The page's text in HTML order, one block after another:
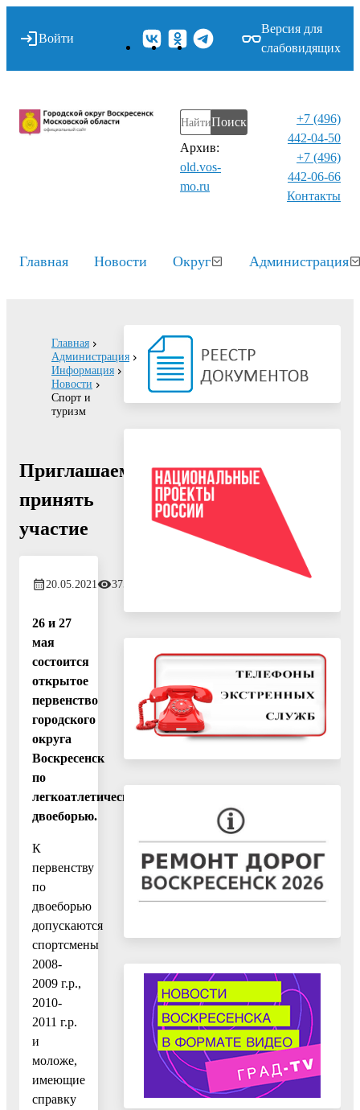
Войти
Версия для
слабовидящих
Поиск
Архив:
old.vos-
mo.ru
+7 (496)
442-04-50
+7 (496)
442-06-66
Контакты⁠
Главная Новости Округ Администрация
Главная
Администрация
Информация
Новости
Спорт и
туризм
Приглашаем
принять
участие
20.05.2021 375
26 и 27
мая
состоится
открытое
первенство
городского
округа
Воскресенск
по
легкоатлетическому
двоеборью.
К
первенству
по
двоеборью
допускаются
спортсмены
2008-
2009 г.р.,
2010-
2011 г.р.
и
моложе,
имеющие
справку